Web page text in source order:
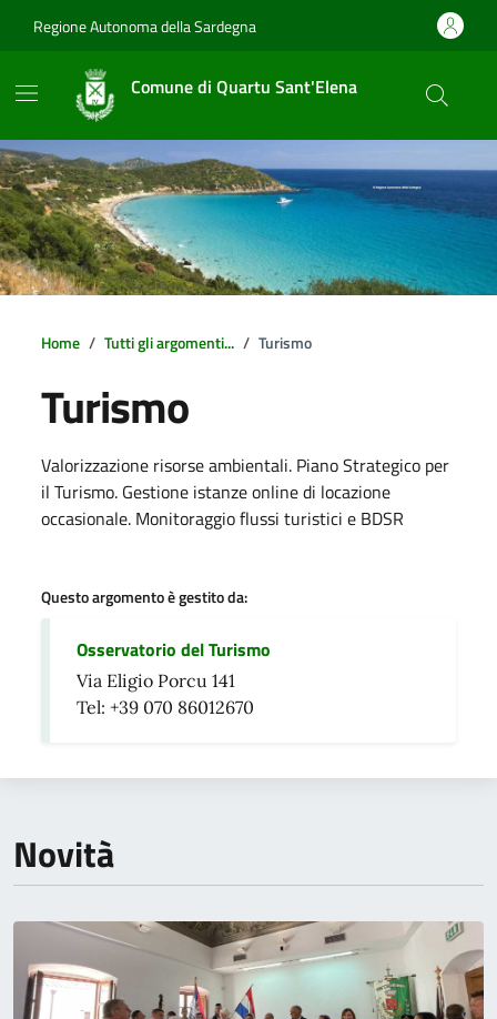
Regione Autonoma della Sardegna
Comune di Quartu Sant'Elena
Home Tutti gli argomenti... Turismo
Turismo
Dettagli della notizia
Valorizzazione risorse ambientali. Piano Strategico per
il Turismo. Gestione istanze online di locazione
occasionale. Monitoraggio flussi turistici e BDSR
Questo argomento è gestito da:
Osservatorio del Turismo
Via Eligio Porcu 141
Tel: +39 070 86012670
Novità